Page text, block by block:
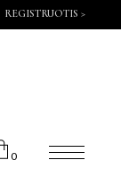
REGISTRUOTIS >
0